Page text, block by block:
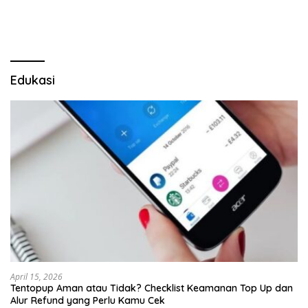
Edukasi
April 15, 2026
Tentopup Aman atau Tidak? Checklist Keamanan Top Up dan
Alur Refund yang Perlu Kamu Cek